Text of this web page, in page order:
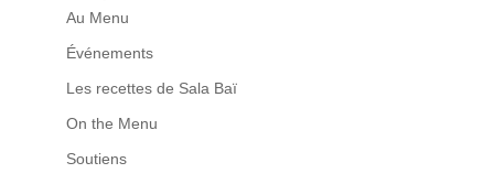
Au Menu
Événements
Les recettes de Sala Baï
On the Menu
Soutiens